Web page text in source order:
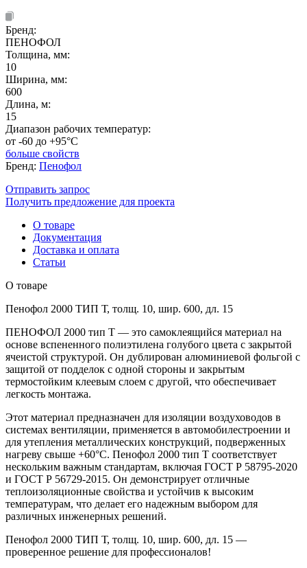
Бренд:
ПЕНОФОЛ
Толщина, мм:
10
Ширина, мм:
600
Длина, м:
15
Диапазон рабочих температур:
от -60 до +95°C
больше свойств
Бренд: Пенофол
Отправить запрос
Получить предложение для проекта
О товаре
Документация
Доставка и оплата
Статьи
О товаре
Пенофол 2000 ТИП Т, толщ. 10, шир. 600, дл. 15
ПЕНОФОЛ 2000 тип T — это самоклеящийся материал на
основе вспененного полиэтилена голубого цвета с закрытой
ячеистой структурой. Он дублирован алюминиевой фольгой с
защитой от подделок с одной стороны и закрытым
термостойким клеевым слоем с другой, что обеспечивает
легкость монтажа.
Этот материал предназначен для изоляции воздуховодов в
системах вентиляции, применяется в автомобилестроении и
для утепления металлических конструкций, подверженных
нагреву свыше +60°C. Пенофол 2000 тип T соответствует
нескольким важным стандартам, включая ГОСТ Р 58795-2020
и ГОСТ Р 56729-2015. Он демонстрирует отличные
теплоизоляционные свойства и устойчив к высоким
температурам, что делает его надежным выбором для
различных инженерных решений.
Пенофол 2000 ТИП Т, толщ. 10, шир. 600, дл. 15 —
проверенное решение для профессионалов!